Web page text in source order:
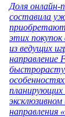
Доля
составила
приобретают
этих
из ведущих
направление
планирующих
направления